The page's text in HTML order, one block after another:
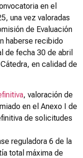
en el
una vez valoradas
de Evaluación
haberse recibido
de fecha 30 de abril
en calidad de
, valoración de
en el Anexo I de
de solicitudes
reguladora 6 de la
total máxima de